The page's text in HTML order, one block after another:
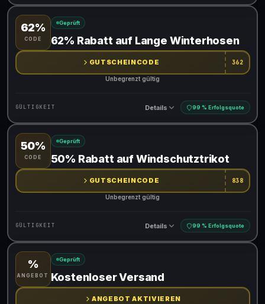
Gültig für teilnehmende Produkte
Gib den Code an der Kasse ein, um den Rabatt zu erhalten
62%
CODE
Geprüft
62% Rabatt auf Lange Winterhosen
GUTSCHEINCODE 362
Unbegrenzt gültig
GÜLTIGKEIT Details 99 % Erfolgsquote
Gültig für teilnehmende Produkte
Gib den Code an der Kasse ein, um den Rabatt zu erhalten
50%
CODE
Geprüft
50% Rabatt auf Windschutztrikot
GUTSCHEINCODE 838
Unbegrenzt gültig
GÜLTIGKEIT Details 99 % Erfolgsquote
Gültig für teilnehmende Produkte
Gib den Code an der Kasse ein, um den Rabatt zu erhalten
%
ANGEBOT
Geprüft
Kostenloser Versand
ANGEBOT AKTIVIEREN